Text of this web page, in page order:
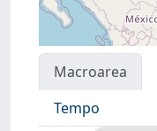
Macroarea
Tempo